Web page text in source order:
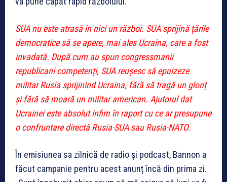
SUA nu este atrasă în nici un război. SUA sprijină țările
democratice să se apere, mai ales Ucraina, care a fost
invadată. După cum au spun congressmanii
republicani competenți, SUA reușesc să epuizeze
militar Rusia sprijinind Ucraina, fără să tragă un glonț
și fără să moară un militar american. Ajutorul dat
Ucrainei este absolut infim în raport cu ce ar presupune
o confruntare directă Rusia-SUA sau Rusia-NATO.
În emisiunea sa zilnică de radio și podcast, Bannon a
făcut campanie pentru acest anunț încă din prima zi.